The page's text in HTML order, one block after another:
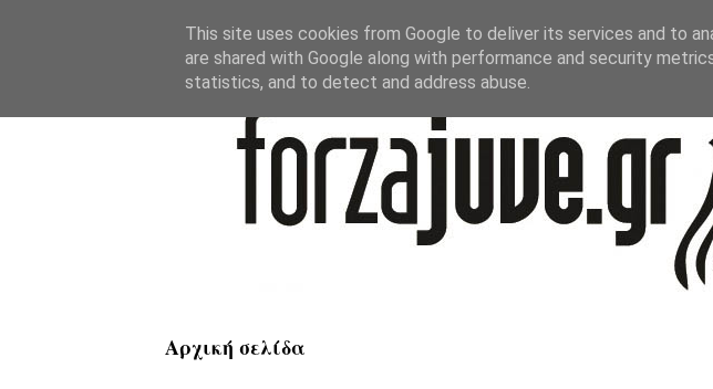
Αρχική σελίδα
This site uses cookies from Google to deliver its services and to
are shared with Google along with performance and security
statistics, and to detect and address abuse.